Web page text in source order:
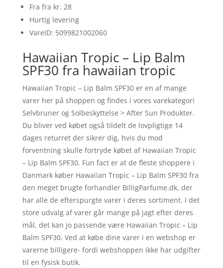
Fra fra kr. 28
Hurtig levering
VareID: 5099821002060
Hawaiian Tropic – Lip Balm
SPF30 fra hawaiian tropic
Hawaiian Tropic – Lip Balm SPF30 er en af mange
varer her på shoppen og findes i vores varekategori
Selvbruner og Solbeskyttelse > After Sun Produkter.
Du bliver ved købet også tildelt de lovpligtige 14
dages returret der sikrer dig, hvis du mod
forventning skulle fortryde købet af Hawaiian Tropic
– Lip Balm SPF30. Fun fact er at de fleste shoppere i
Danmark køber Hawaiian Tropic – Lip Balm SPF30 fra
den meget brugte forhandler BilligParfume.dk, der
har alle de efterspurgte varer i deres sortiment. I det
store udvalg af varer går mange på jagt efter deres
mål, det kan jo passende være Hawaiian Tropic – Lip
Balm SPF30. Ved at købe dine varer i en webshop er
varerne billigere- fordi webshoppen ikke har udgifter
til en fysisk butik.